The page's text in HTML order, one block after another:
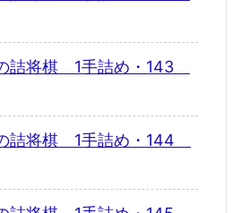
詰将棋 1手詰め・143
詰将棋 1手詰め・144